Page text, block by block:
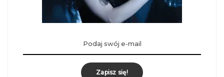
Zapisz się!